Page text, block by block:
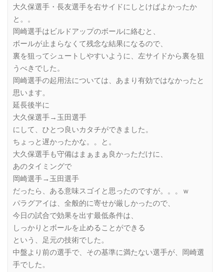
大久保選手・長友選手を右サイドにしとけばよかったか
と。。
岡崎選手はビルドアップのボールに絡むと、
ボールが止まらなくて残念な結果になるので、
裏を狙ってシュートしやすいように、左サイドから裏を狙
うべきでした。
岡崎選手の起用法については、あまり有効ではなかったと
思います。
延長後半に
大久保選手→玉田選手
にして、ひとつ良いカタチができました。
ちょっと遅かったかな。。と。
大久保選手も守備はまぁまぁ良かっただけに、
あのタイミングで
岡崎選手→玉田選手
だったら、ある意味スゴイと思ったのですが。。。ｗ
パラグアイは、全般的に寄せが厳しかったので、
今日の試合で効果を出す最低条件は、
しっかりとボールを止めることができる
という、足元の技術でした。
中盤より前の選手で、その基準に満たない選手が、岡崎選
手でした。